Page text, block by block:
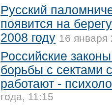
Русский
появится на
2008 году 16 января
Российские
борьбы с сектами
работают -
года, 11:15